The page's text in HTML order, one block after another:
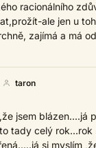
racionálního
ale jen u
zajímá a má
taron
jsem blázen....já
tady celý rok...rok
si myslím